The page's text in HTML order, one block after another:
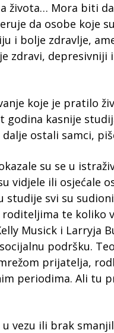
života… Mora biti
da osobe koje
i bolje zdravlje,
zdravi, depresivniji
koje je pratilo
godina kasnije
ostali samci,
su se u
vidjele ili osjećale
studije svi su
te koliko
Musick i Larryja
podršku.
prijatelja,
periodima. Ali tu
vezu ili brak